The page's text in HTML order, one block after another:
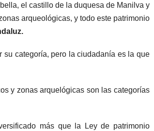
el castillo de la duquesa de Manilva y
arqueológicas, y todo este patrimonio
su categoría, pero la ciudadanía es la que
y zonas arquelógicas son las categorías
más que la Ley de patrimonio